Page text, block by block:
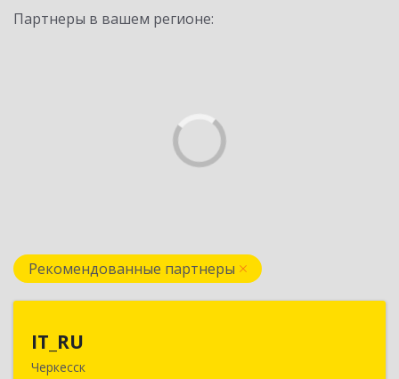
Партнеры в вашем регионе:
Рекомендованные партнеры
IT_RU
Черкесск